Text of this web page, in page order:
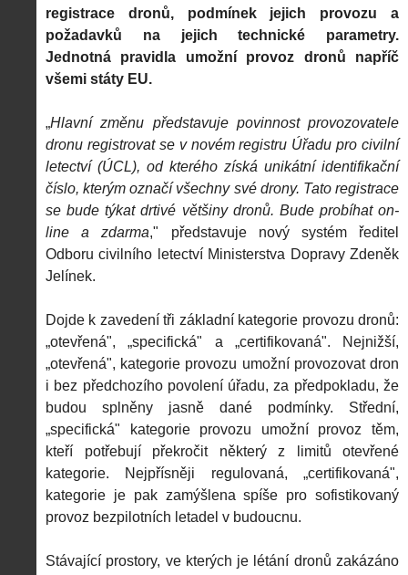
registrace dronů, podmínek jejich provozu a
požadavků na jejich technické parametry.
Jednotná pravidla umožní provoz dronů napříč
všemi státy EU.
„Hlavní změnu představuje povinnost provozovatele
dronu registrovat se v novém registru Úřadu pro civilní
letectví (ÚCL), od kterého získá unikátní identifikační
číslo, kterým označí všechny své drony. Tato registrace
se bude týkat drtivé většiny dronů. Bude probíhat on-
line a zdarma," představuje nový systém ředitel
Odboru civilního letectví Ministerstva Dopravy Zdeněk
Jelínek.
Dojde k zavedení tři základní kategorie provozu dronů:
„otevřená", „specifická" a „certifikovaná". Nejnižší,
„otevřená", kategorie provozu umožní provozovat dron
i bez předchozího povolení úřadu, za předpokladu, že
budou splněny jasně dané podmínky. Střední,
„specifická" kategorie provozu umožní provoz těm,
kteří potřebují překročit některý z limitů otevřené
kategorie. Nejpřísněji regulovaná, „certifikovaná",
kategorie je pak zamýšlena spíše pro sofistikovaný
provoz bezpilotních letadel v budoucnu.
Stávající prostory, ve kterých je létání dronů zakázáno